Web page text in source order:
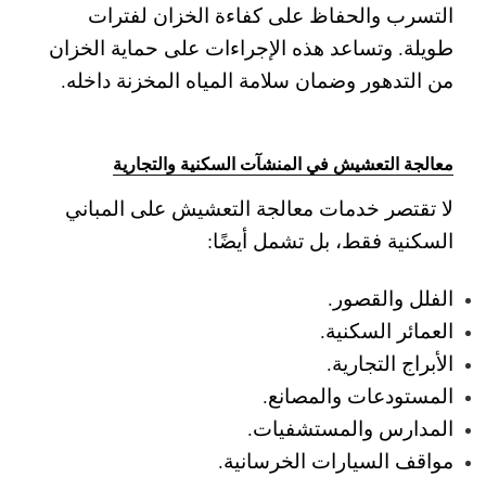
التسرب والحفاظ على كفاءة الخزان لفترات
طويلة. وتساعد هذه الإجراءات على حماية الخزان
من التدهور وضمان سلامة المياه المخزنة داخله.
معالجة التعشيش في المنشآت السكنية والتجارية
لا تقتصر خدمات معالجة التعشيش على المباني
السكنية فقط، بل تشمل أيضًا:
الفلل والقصور.
العمائر السكنية.
الأبراج التجارية.
المستودعات والمصانع.
المدارس والمستشفيات.
مواقف السيارات الخرسانية.